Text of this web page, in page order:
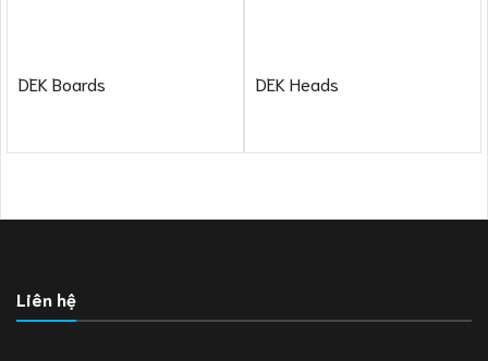
DEK Boards DEK Heads
Liên hệ